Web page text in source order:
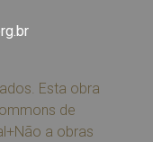
Esta obra
de
a obras